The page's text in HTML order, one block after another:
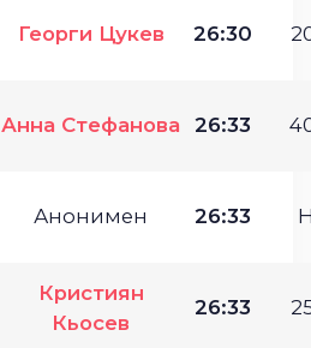
Георги Цукев 26:30
Анна Стефанова 26:33
Анонимен 26:33
Кристиян
Кьосев
26:33